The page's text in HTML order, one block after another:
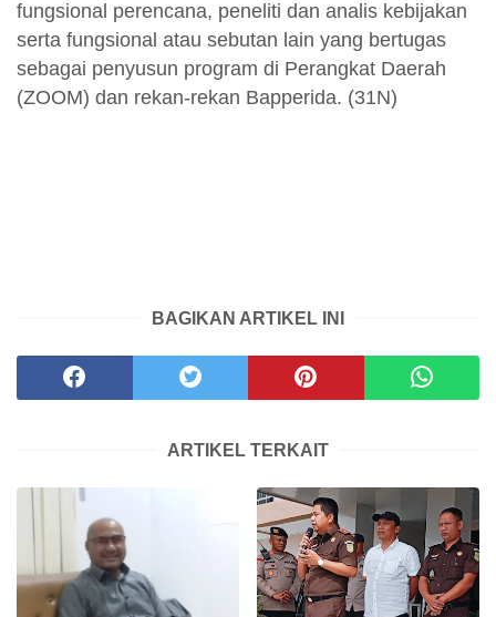
fungsional perencana, peneliti dan analis kebijakan
serta fungsional atau sebutan lain yang bertugas
sebagai penyusun program di Perangkat Daerah
(ZOOM) dan rekan-rekan Bapperida. (31N)
BAGIKAN ARTIKEL INI
ARTIKEL TERKAIT